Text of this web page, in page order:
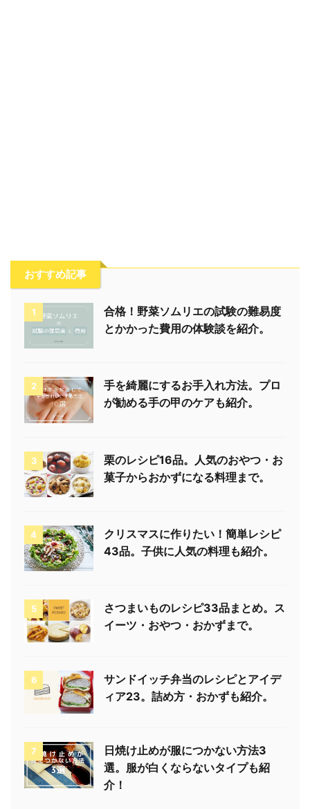
おすすめ記事
1
合格！野菜ソムリエの試験の難易度
とかかった費用の体験談を紹介。
2
手を綺麗にするお手入れ方法。プロ
が勧める手の甲のケアも紹介。
3
栗のレシピ16品。人気のおやつ・お
菓子からおかずになる料理まで。
4
クリスマスに作りたい！簡単レシピ
43品。子供に人気の料理も紹介。
5
さつまいものレシピ33品まとめ。ス
イーツ・おやつ・おかずまで。
6
サンドイッチ弁当のレシピとアイデ
ィア23。詰め方・おかずも紹介。
7
日焼け止めが服につかない方法3
選。服が白くならないタイプも紹
介！